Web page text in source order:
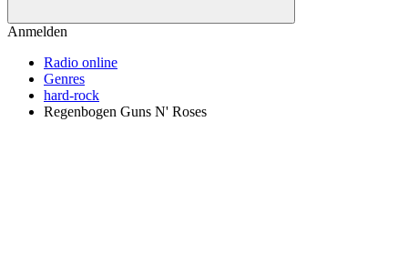
Anmelden
Radio online
Genres
hard-rock
Regenbogen Guns N' Roses